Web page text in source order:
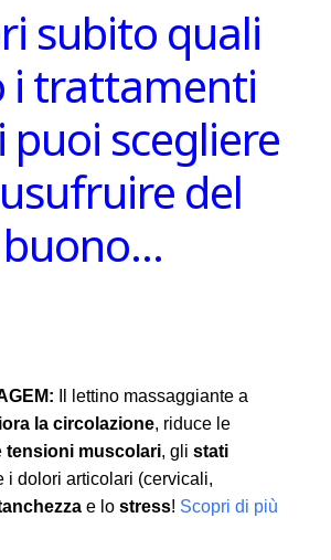
subito quali
i trattamenti
scegliere
del
buono…
Il lettino massaggiante a
la circolazione, riduce le
tensioni muscolari, gli stati
i dolori articolari (cervicali,
e lo stress! Scopri di più